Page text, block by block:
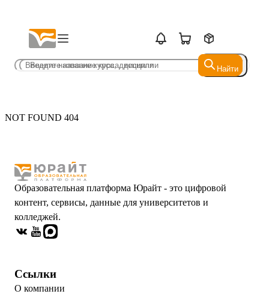
Найти
Найти
NOT FOUND 404
Образовательная платформа Юрайт - это цифровой
контент, сервисы, данные для университетов и
колледжей.
Ссылки
О компании